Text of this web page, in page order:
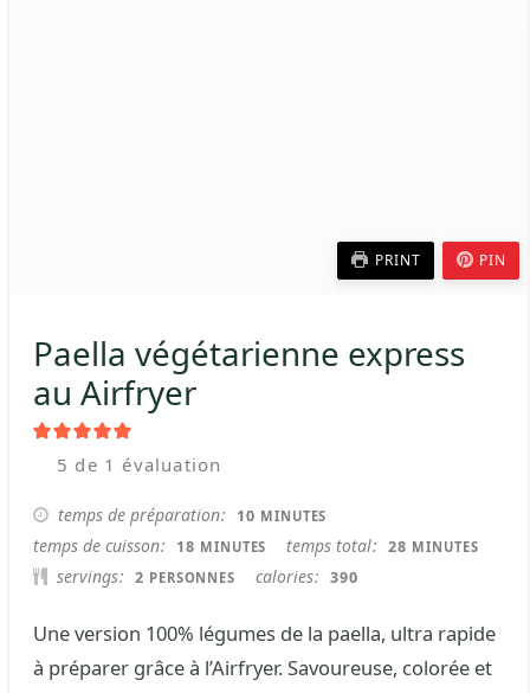
PRINT PIN
Paella végétarienne express
au Airfryer
5 de 1 évaluation
temps de préparation 10 MINUTES
MINUTES
temps de cuisson 18 MINUTES
MINUTES temps total 28 MINUTES
MINUTES
servings 2 PERSONNES calories 390
Une version 100% légumes de la paella, ultra rapide
à préparer grâce à l’Airfryer. Savoureuse, colorée et